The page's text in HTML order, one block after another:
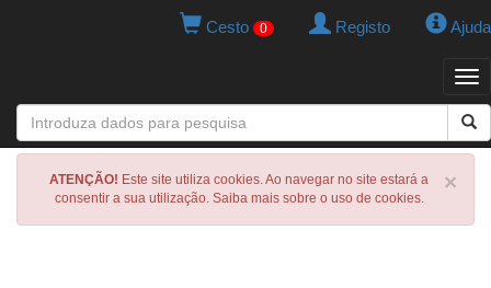
Cesto 0 Registo Ajuda
×
ATENÇÃO! Este site utiliza cookies. Ao navegar no site estará a
consentir a sua utilização. Saiba mais sobre o uso de cookies.